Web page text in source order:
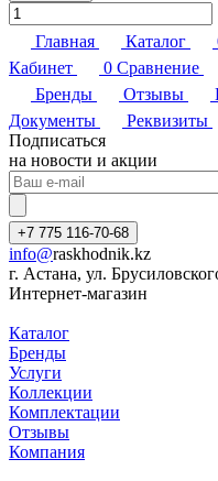
Главная Каталог
Кабинет
0 Сравнение
Бренды
Отзывы
Документы
Реквизиты
Подписаться
на новости и акции
+7 775 116-70-68
info@raskhodnik.kz
г. Астана, ул.
Интернет-магазин
Каталог
Бренды
Услуги
Коллекции
Комплектации
Отзывы
Компания